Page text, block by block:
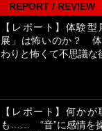
REPORT / REVIEW
【レポート】体験
展」は怖いのか？
わりと怖くて不思議な
【レポート】何か
も…… “音”に感情を